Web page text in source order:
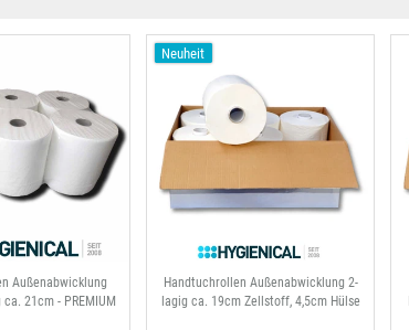
Außenabwicklung
21cm - PREMIUM
Neuheit
Handtuchrollen Außenabwicklung 2-
lagig ca. 19cm Zellstoff, 4,5cm Hülse